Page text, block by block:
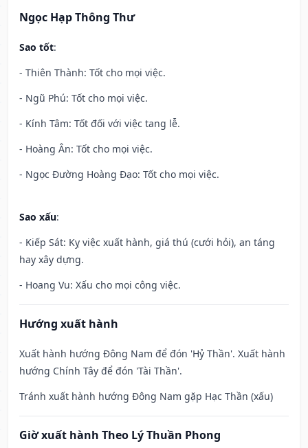
Ngọc Hạp Thông Thư
Sao tốt:
- Thiên Thành: Tốt cho mọi việc.
- Ngũ Phú: Tốt cho mọi việc.
- Kính Tâm: Tốt đối với việc tang lễ.
- Hoàng Ân: Tốt cho mọi việc.
- Ngọc Đường Hoàng Đạo: Tốt cho mọi việc.
Sao xấu:
- Kiếp Sát: Kỵ việc xuất hành, giá thú (cưới hỏi), an táng
hay xây dựng.
- Hoang Vu: Xấu cho mọi công việc.
Hướng xuất hành
Xuất hành hướng Đông Nam để đón 'Hỷ Thần'. Xuất hành
hướng Chính Tây để đón 'Tài Thần'.
Tránh xuất hành hướng Đông Nam gặp Hạc Thần (xấu)
Giờ xuất hành Theo Lý Thuần Phong